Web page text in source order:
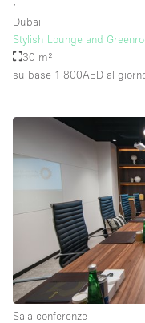
∙
Dubai
Stylish Lounge and
30 m²
su base 1.800AED al
Sala conferenze